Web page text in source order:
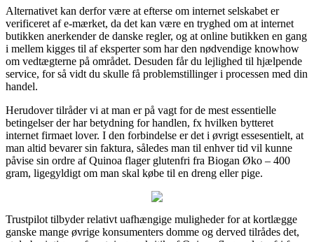
Alternativet kan derfor være at efterse om internet selskabet er
verificeret af e-mærket, da det kan være en tryghed om at internet
butikken anerkender de danske regler, og at online butikken en gang
i mellem kigges til af eksperter som har den nødvendige knowhow
om vedtægterne på området. Desuden får du lejlighed til hjælpende
service, for så vidt du skulle få problemstillinger i processen med din
handel.
Herudover tilråder vi at man er på vagt for de mest essentielle
betingelser der har betydning for handlen, fx hvilken bytteret
internet firmaet lover. I den forbindelse er det i øvrigt essesentielt, at
man altid bevarer sin faktura, således man til enhver tid vil kunne
påvise sin ordre af Quinoa flager glutenfri fra Biogan Øko – 400
gram, ligegyldigt om man skal købe til en dreng eller pige.
Trustpilot tilbyder relativt uafhængige muligheder for at kortlægge
ganske mange øvrige konsumenters domme og derved tilrådes det,